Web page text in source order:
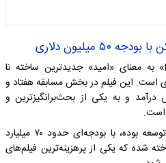
به گزارش هنرآنلاین، فیلم «Hope» به معنای «امید» جدیدترین ساخته نا
است. این فیلم در بخش مسابقه هفتاد و
و به یکی از بحث‌برانگیزترین و
است.
فیلم که ۱۰ سال در مرحله تولید و توسعه بوده، با بودجه‌ای حدود ۷۰ میلیارد
دلار) ساخته شده که یکی از پرهزینه‌ترین فیلم‌های